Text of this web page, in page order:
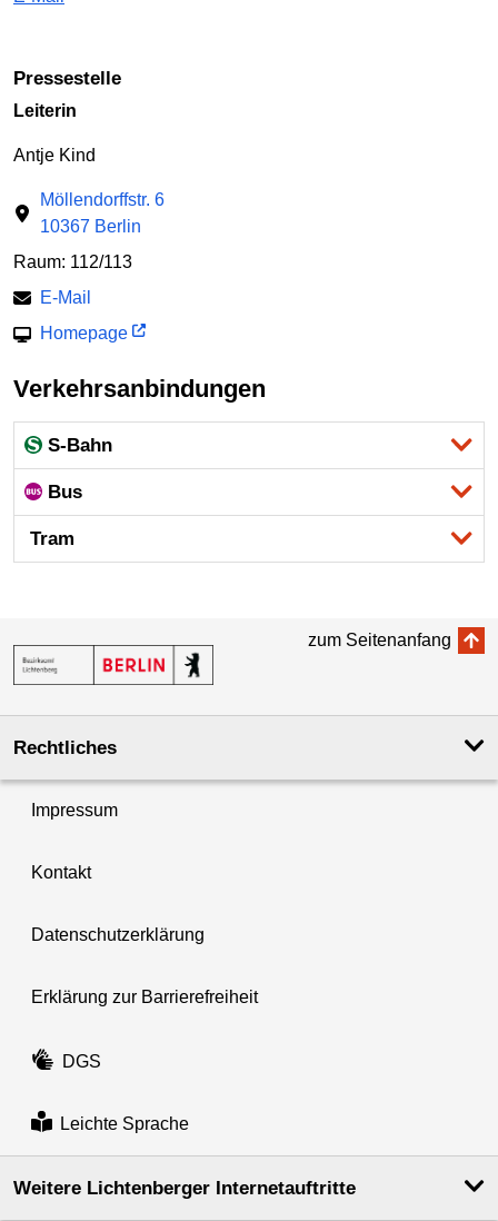
Pressestelle
Leiterin
Antje Kind
Möllendorffstr. 6
10367 Berlin
Raum: 112/113
E-Mail
Homepage
Verkehrsanbindungen
S-Bahn
Bus
Tram
zum Seitenanfang
Rechtliches
Impressum
Kontakt
Datenschutzerklärung
Erklärung zur Barrierefreiheit
DGS
Leichte Sprache
Weitere Lichtenberger Internetauftritte